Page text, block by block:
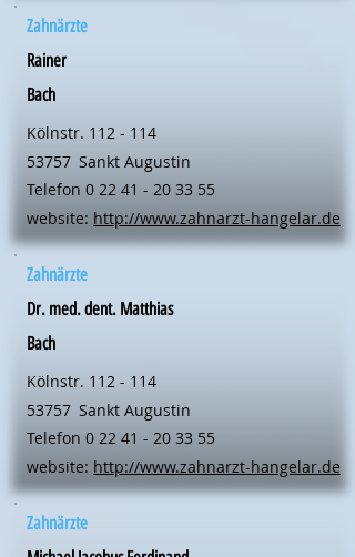
Zahnärzte
Rainer
Bach
Kölnstr. 112 - 114
53757 Sankt Augustin
Telefon 0 22 41 - 20 33 55
website: http://www.zahnarzt-hangelar.de
Zahnärzte
Dr. med. dent. Matthias
Bach
Kölnstr. 112 - 114
53757 Sankt Augustin
Telefon 0 22 41 - 20 33 55
website: http://www.zahnarzt-hangelar.de
Zahnärzte